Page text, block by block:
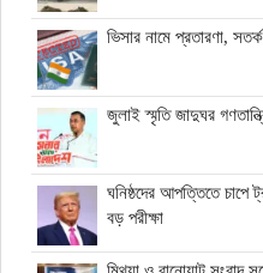
ভিসার নামে প্রতারণা,
জুলাই স্মৃতি জাদুঘর
ঘনিষ্ঠদের আপত্তিতে চাপে
বড় পরীক্ষা